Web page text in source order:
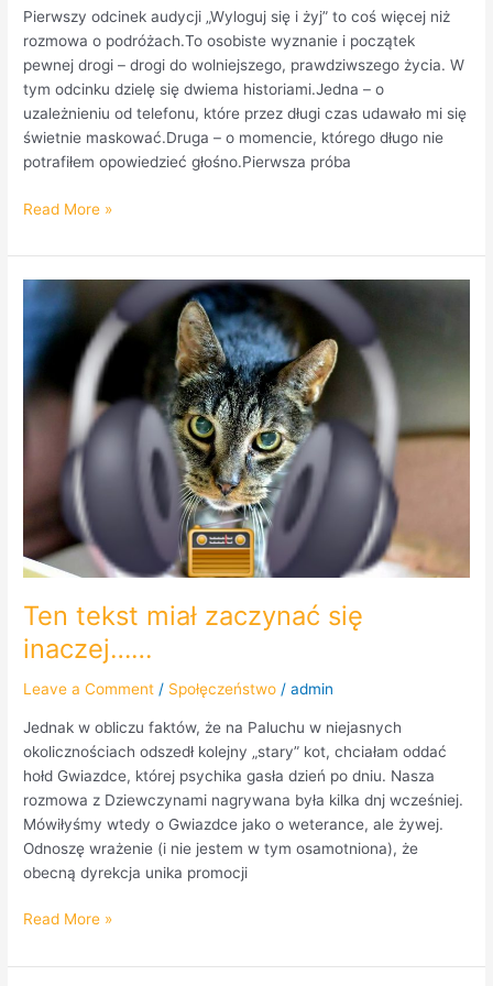
Pierwszy odcinek audycji „Wyloguj się i żyj” to coś więcej niż
rozmowa o podróżach.To osobiste wyznanie i początek
pewnej drogi – drogi do wolniejszego, prawdziwszego życia. W
tym odcinku dzielę się dwiema historiami.Jedna – o
uzależnieniu od telefonu, które przez długi czas udawało mi się
świetnie maskować.Druga – o momencie, którego długo nie
potrafiłem opowiedzieć głośno.Pierwsza próba
Read More »
Ten tekst miał zaczynać się
inaczej……
Leave a Comment / Społęczeństwo /admin
Jednak w obliczu faktów, że na Paluchu w niejasnych
okolicznościach odszedł kolejny „stary” kot, chciałam oddać
hołd Gwiazdce, której psychika gasła dzień po dniu. Nasza
rozmowa z Dziewczynami nagrywana była kilka dnj wcześniej.
Mówiłyśmy wtedy o Gwiazdce jako o weterance, ale żywej.
Odnoszę wrażenie (i nie jestem w tym osamotniona), że
obecną dyrekcja unika promocji
Ten
tekst
miał
zaczynać
się
inaczej……
Read More »